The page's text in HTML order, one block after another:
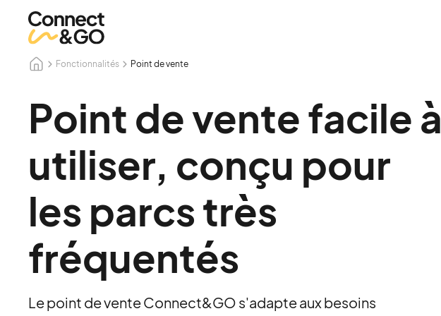
Fonctionnalités Point de vente
Point de vente facile à
utiliser, conçu pour
les parcs très
fréquentés
Le point de vente Connect&GO s'adapte aux besoins